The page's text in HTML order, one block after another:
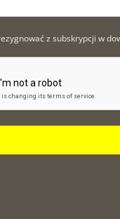
z subskrypcji w